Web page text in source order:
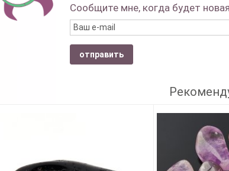
Сообщите мне, когда будет
отправить